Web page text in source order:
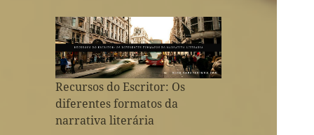
Recursos do Escritor: Os
diferentes formatos da
narrativa literária